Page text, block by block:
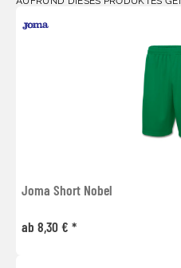
Joma Short Nobel
ab 8,30 € *